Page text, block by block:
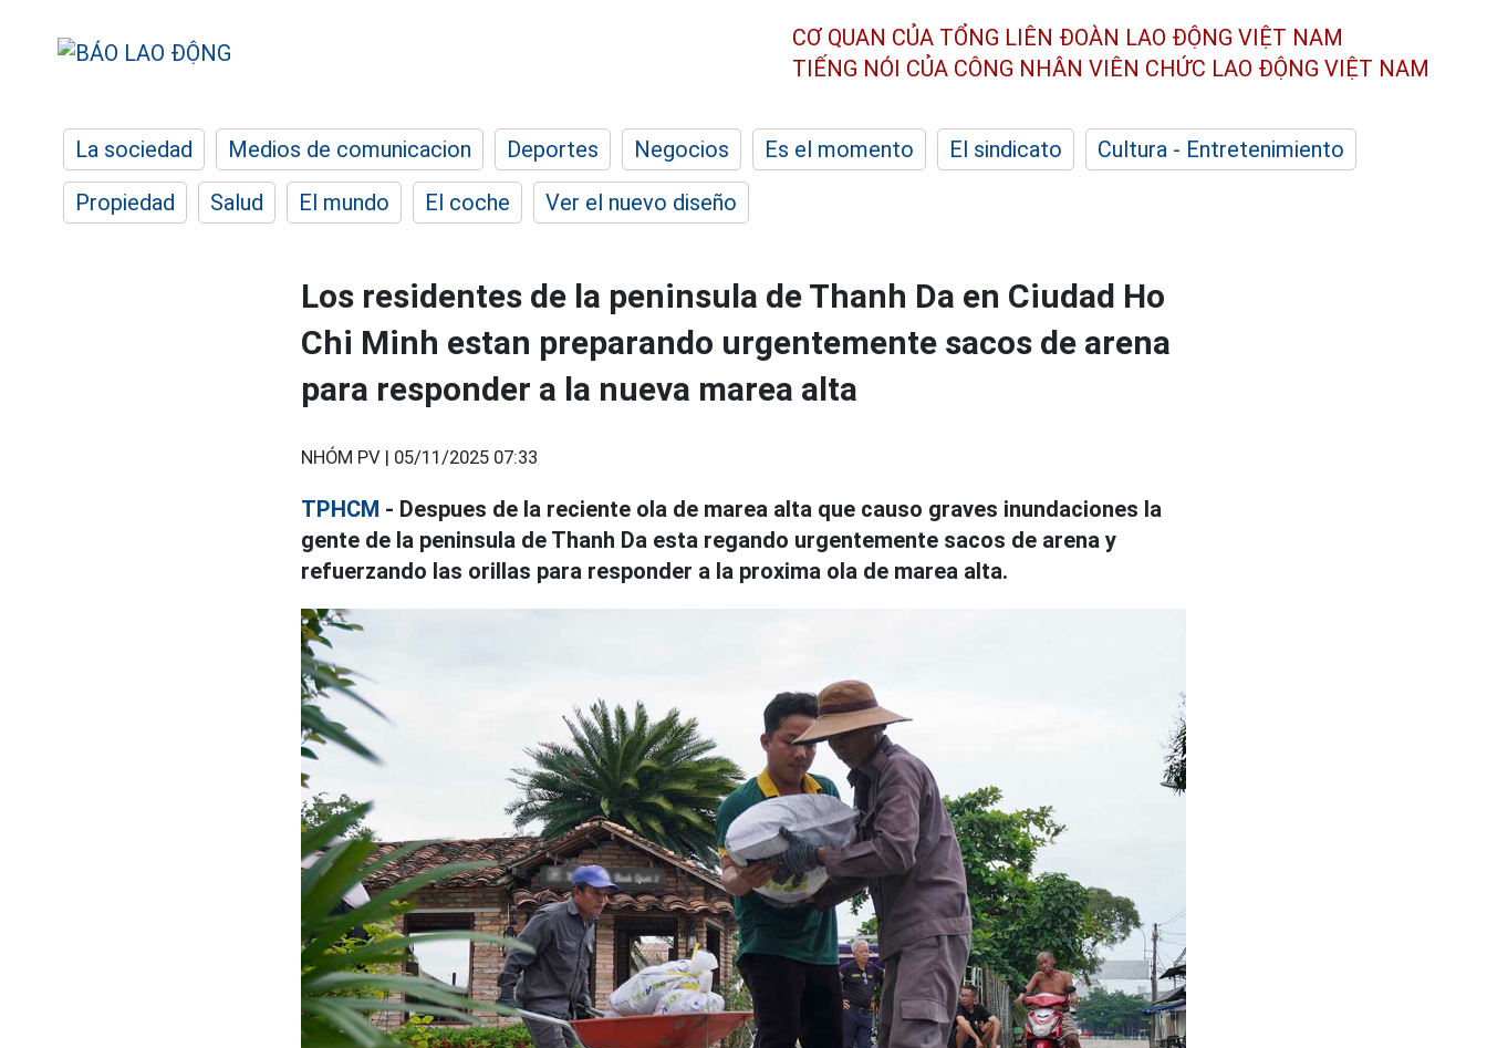
CƠ QUAN CỦA TỔNG LIÊN ĐOÀN LAO ĐỘNG VIỆT NAM
TIẾNG NÓI CỦA CÔNG NHÂN VIÊN CHỨC LAO ĐỘNG VIỆT NAM
La sociedad Medios de comunicacion Deportes Negocios Es el momento El sindicato
Cultura - Entretenimiento
Propiedad
Salud El mundo El coche Ver el nuevo diseño
Los residentes de la peninsula de Thanh Da en Ciudad Ho
Chi Minh estan preparando urgentemente sacos de arena
para responder a la nueva marea alta
NHÓM PV | 05/11/2025 07:33
TPHCM - Despues de la reciente ola de marea alta que causo graves inundaciones la
gente de la peninsula de Thanh Da esta regando urgentemente sacos de arena y
refuerzando las orillas para responder a la proxima ola de marea alta.